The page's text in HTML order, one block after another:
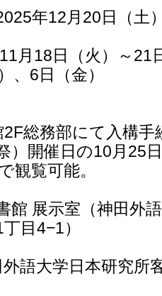
年12月20日（土
月18日（火）～21
、6日（金）
総務部にて入構手
）開催日の10月25
観覧可能。
館 展示室（神田外
目4−1）
外語大学日本研究所